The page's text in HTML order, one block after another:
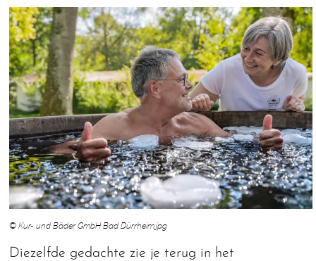
© Kur- und Bäder GmbH Bad Dürrheim.jpg
Diezelfde gedachte zie je terug in het